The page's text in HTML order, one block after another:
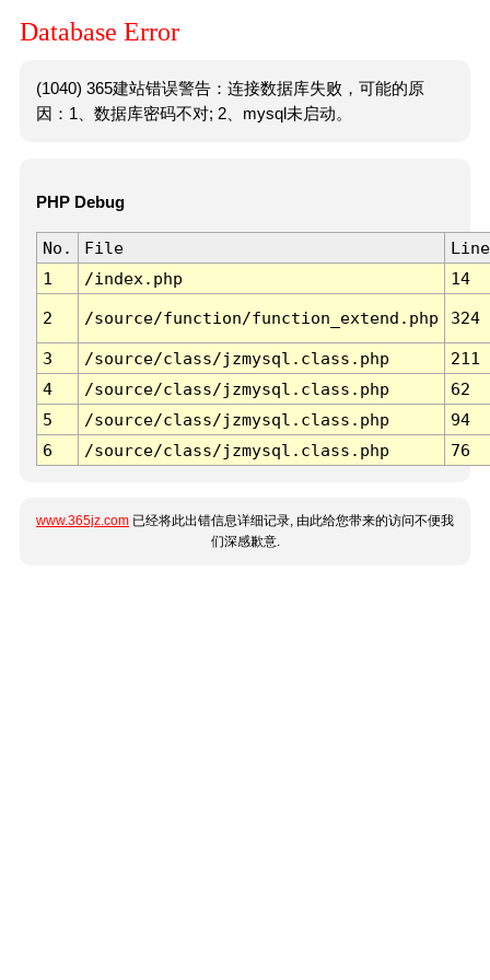
Database Error
(1040) 365建站错误警告：连接数据库失败，可能的原
因：1、数据库密码不对; 2、mysql未启动。
PHP Debug
No. File
Line
1
/index.php 14
2 /source/function/function_extend.php 324
3 /source/class/jzmysql.class.php
211
4
/source/class/jzmysql.class.php
62
5
/source/class/jzmysql.class.php
94
6
/source/class/jzmysql.class.php 76
www.365jz.com 已经将此出错信息详细记录, 由此给您带来的访问不便我
们深感歉意.